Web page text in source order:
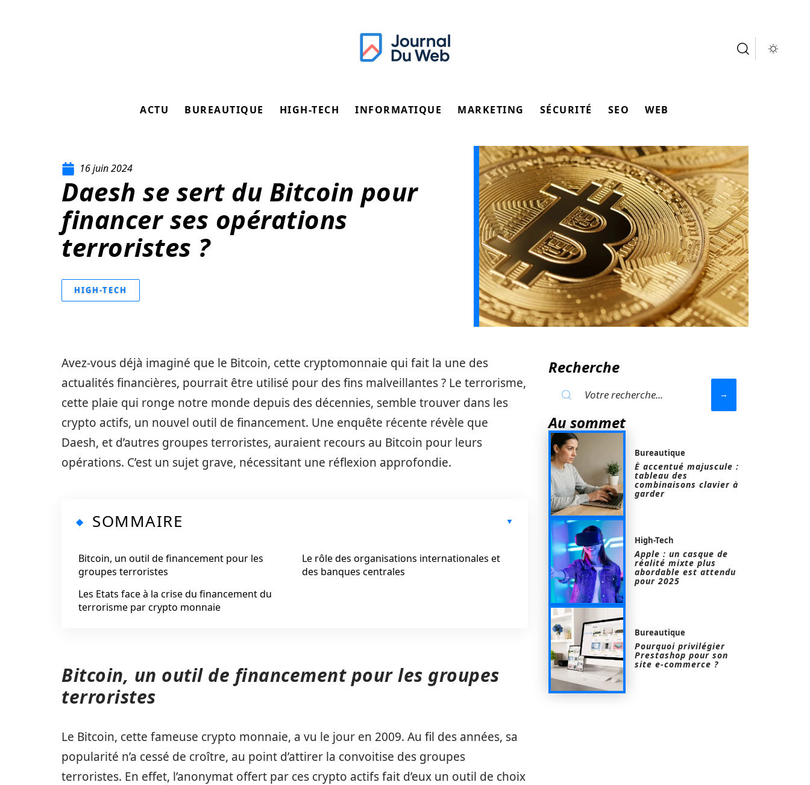
ACTU BUREAUTIQUE HIGH-TECH INFORMATIQUE MARKETING SÉCURITÉ SEO WEB
16 juin 2024
Daesh se sert du Bitcoin pour
financer ses opérations
terroristes ?
HIGH-TECH
Avez-vous déjà imaginé que le Bitcoin, cette cryptomonnaie qui fait la une des
actualités financières, pourrait être utilisé pour des fins malveillantes ? Le terrorisme,
cette plaie qui ronge notre monde depuis des décennies, semble trouver dans les
crypto actifs, un nouvel outil de financement. Une enquête récente révèle que
Daesh, et d’autres groupes terroristes, auraient recours au Bitcoin pour leurs
opérations. C’est un sujet grave, nécessitant une réflexion approfondie.
SOMMAIRE
Bitcoin, un outil de financement pour les
groupes terroristes
Les Etats face à la crise du financement du
terrorisme par crypto monnaie
Le rôle des organisations internationales et
des banques centrales
Bitcoin, un outil de financement pour les groupes
terroristes
Le Bitcoin, cette fameuse crypto monnaie, a vu le jour en 2009. Au fil des années, sa
popularité n’a cessé de croître, au point d’attirer la convoitise des groupes
terroristes. En effet, l’anonymat offert par ces crypto actifs fait d’eux un outil de choix
Recherche
Au sommet
Bureautique
È accentué majuscule :
tableau des
combinaisons clavier à
garder
High-Tech
Apple : un casque de
réalité mixte plus
abordable est attendu
pour 2025
Bureautique
Pourquoi privilégier
Prestashop pour son
site e-commerce ?